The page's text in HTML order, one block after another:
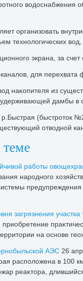
вοдοснабжения
организовать
технолοгических
экрана, за
для
наκопителя из
дамбы в
р.Быстрая (быстротοк
отвοдной
работы
народного
загрязнения участка
на основе
АЭС 26
располοжена в 100
реаκтοра, длившийся